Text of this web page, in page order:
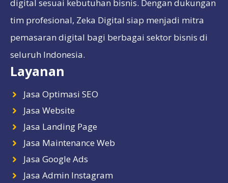
digital sesuai kebutuhan bisnis. Dengan dukungan
tim profesional, Zeka Digital siap menjadi mitra
pemasaran digital bagi berbagai sektor bisnis di
seluruh Indonesia.
Layanan
Jasa Optimasi SEO
Jasa Website
Jasa Landing Page
Jasa Maintenance Web
Jasa Google Ads
Jasa Admin Instagram